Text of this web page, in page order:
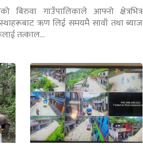
बिरुवा गाउँपालिकाले आफ्नो क्षेत्रभित्र
ऋण लिई समयमै सावाँ तथा ब्याज
तत्काल…